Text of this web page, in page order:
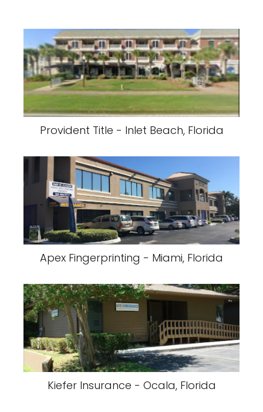
Provident Title - Inlet Beach, Florida
Apex Fingerprinting - Miami, Florida
Kiefer Insurance - Ocala, Florida